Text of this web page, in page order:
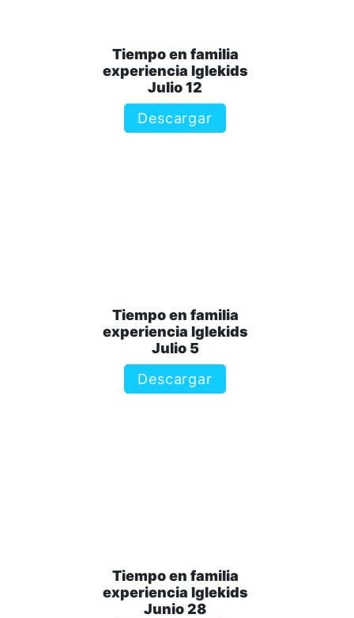
Tiempo en familia
experiencia Iglekids
Julio 12
Descargar
Tiempo en familia
experiencia Iglekids
Julio 5
Descargar
Tiempo en familia
experiencia Iglekids
Junio 28